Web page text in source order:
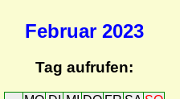
Februar 2023
Tag aufrufen: